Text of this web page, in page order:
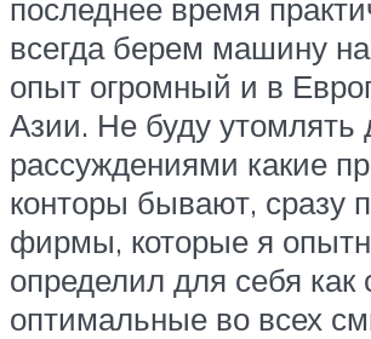
последнее время
всегда берем машину
опыт огромный и в
Азии. Не буду
рассуждениями какие
конторы бывают, сразу
фирмы, которые я
определил для себя
оптимальные во всех